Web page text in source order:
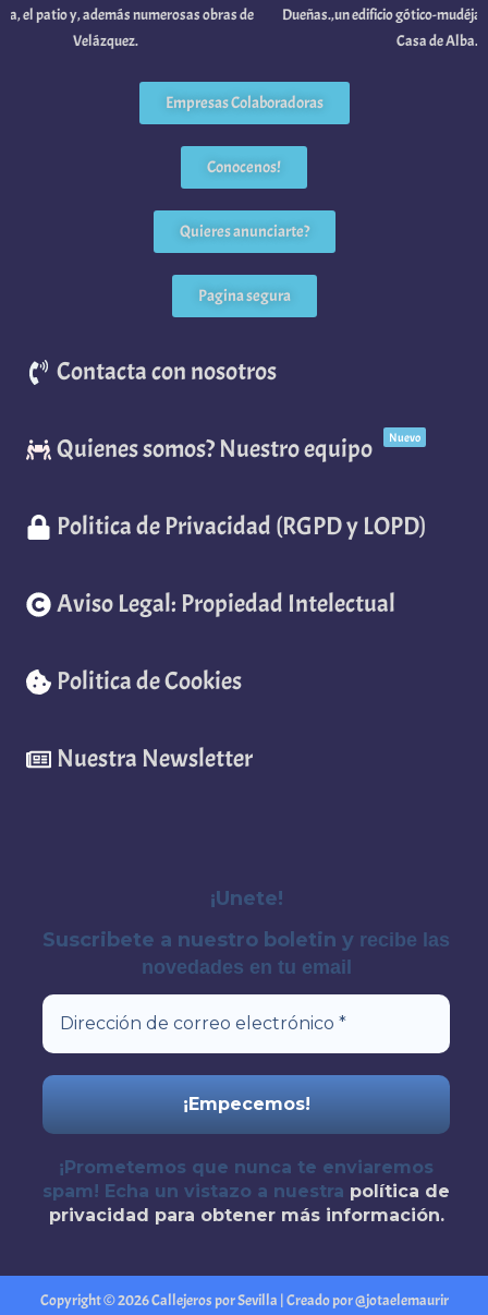
Dueñas.,un edificio gótico-mudéjar
Casa de Alba.
patio y, además numerosas obras de
Velázquez.
Empresas Colaboradoras
Conocenos!
Quieres anunciarte?
Pagina segura
Contacta con nosotros
Quienes somos? Nuestro equipo Nuevo
Politica de Privacidad (RGPD y LOPD)
Aviso Legal: Propiedad Intelectual
Politica de Cookies
Nuestra Newsletter
¡Unete!
Suscribete a nuestro boletin y recibe las
novedades en tu email
¡Prometemos que nunca te enviaremos
spam! Echa un vistazo a nuestra política de
privacidad para obtener más información.
Copyright © 2026 Callejeros por Sevilla | Creado por @jotaelemaurir